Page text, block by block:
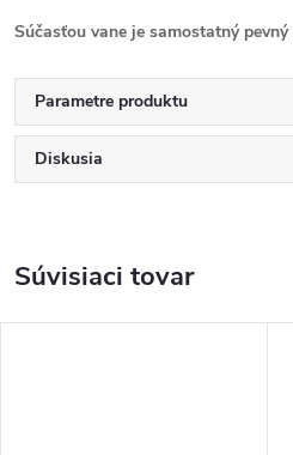
Súčasťou vane je samostatný
Parametre produktu
Diskusia
Súvisiaci tovar